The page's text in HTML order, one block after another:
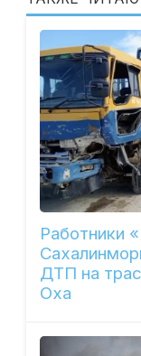
Работники
ДТП на
Оха